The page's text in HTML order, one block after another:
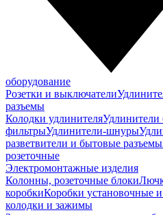
оборудование
Розетки и выключатели
разъемы
Колодки удлинителяУдлинители
фильтрыУдлинители-шнуры
разветвители и бытовые разъемы
розеточные
Электромонтажные изделия
Колонны, розеточные блоки
коробкиКоробки установочные
колодки и зажимы